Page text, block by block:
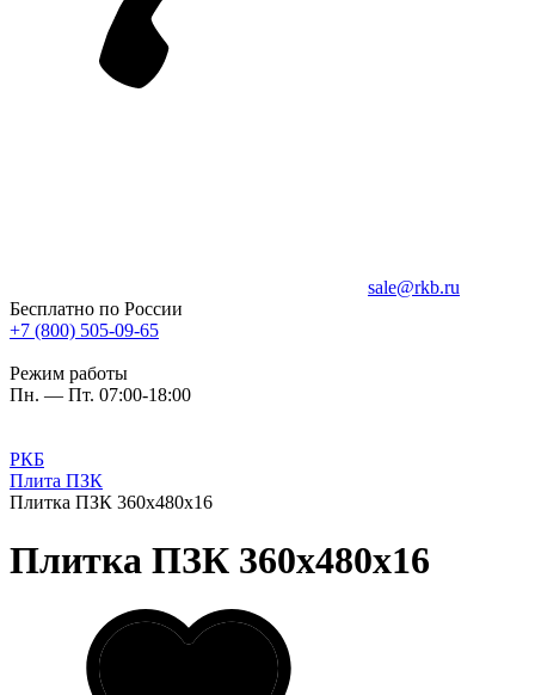
sale@rkb.ru
Бесплатно по России
+7 (800) 505-09-65
Режим работы
Пн. — Пт. 07:00-18:00
РКБ
Плита ПЗК
Плитка ПЗК 360х480х16
Плитка ПЗК 360х480х16